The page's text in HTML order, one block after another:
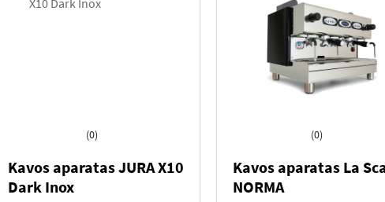
(0)
Kavos aparatas JURA X10
Dark Inox
(0)
Kavos aparatas La
NORMA